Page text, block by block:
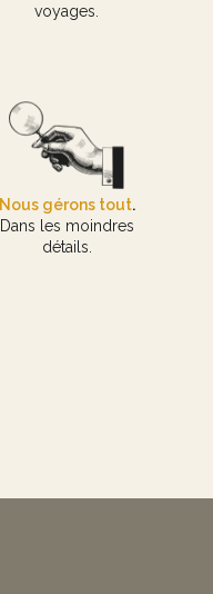
voyages.
Nous gérons tout.
Dans les moindres
détails.